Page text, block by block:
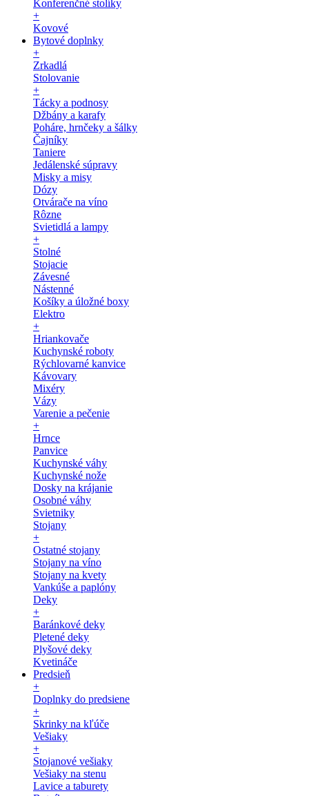
Konferenčné stolíky
+
Kovové
Bytové doplnky
+
Zrkadlá
Stolovanie
+
Tácky a podnosy
Džbány a karafy
Poháre, hrnčeky a šálky
Čajníky
Taniere
Jedálenské súpravy
Misky a misy
Dózy
Otvárače na víno
Rôzne
Svietidlá a lampy
+
Stolné
Stojacie
Závesné
Nástenné
Košíky a úložné boxy
Elektro
+
Hriankovače
Kuchynské roboty
Rýchlovarné kanvice
Kávovary
Mixéry
Vázy
Varenie a pečenie
+
Hrnce
Panvice
Kuchynské váhy
Kuchynské nože
Dosky na krájanie
Osobné váhy
Svietniky
Stojany
+
Ostatné stojany
Stojany na víno
Stojany na kvety
Vankúše a paplóny
Deky
+
Baránkové deky
Pletené deky
Plyšové deky
Kvetináče
Predsieň
+
Doplnky do predsiene
+
Skrinky na kľúče
Vešiaky
+
Stojanové vešiaky
Vešiaky na stenu
Lavice a taburety